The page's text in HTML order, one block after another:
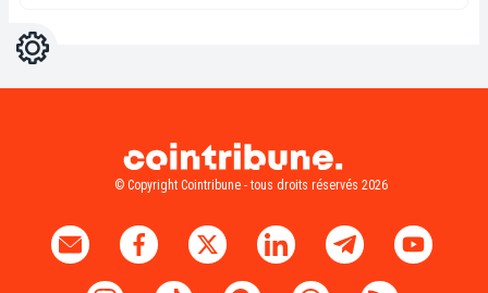
Réglages
© Copyright Cointribune - tous droits réservés 2026